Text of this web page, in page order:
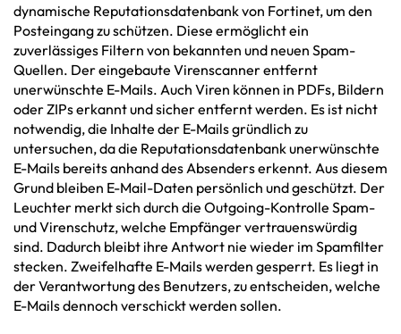
dynamische Reputationsdatenbank von Fortinet, um den
Posteingang zu schützen. Diese ermöglicht ein
zuverlässiges Filtern von bekannten und neuen Spam-
Quellen. Der eingebaute Virenscanner entfernt
unerwünschte E-Mails. Auch Viren können in PDFs, Bildern
oder ZIPs erkannt und sicher entfernt werden. Es ist nicht
notwendig, die Inhalte der E-Mails gründlich zu
untersuchen, da die Reputationsdatenbank unerwünschte
E-Mails bereits anhand des Absenders erkennt. Aus diesem
Grund bleiben E-Mail-Daten persönlich und geschützt. Der
Leuchter merkt sich durch die Outgoing-Kontrolle Spam-
und Virenschutz, welche Empfänger vertrauenswürdig
sind. Dadurch bleibt ihre Antwort nie wieder im Spamfilter
stecken. Zweifelhafte E-Mails werden gesperrt. Es liegt in
der Verantwortung des Benutzers, zu entscheiden, welche
E-Mails dennoch verschickt werden sollen.